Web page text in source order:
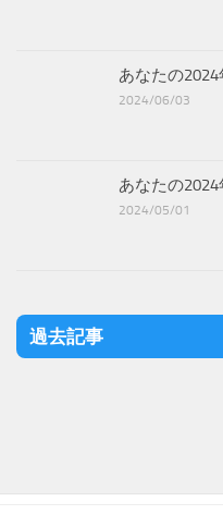
あなたの
2024/06/03
あなたの
2024/05/01
過去記事